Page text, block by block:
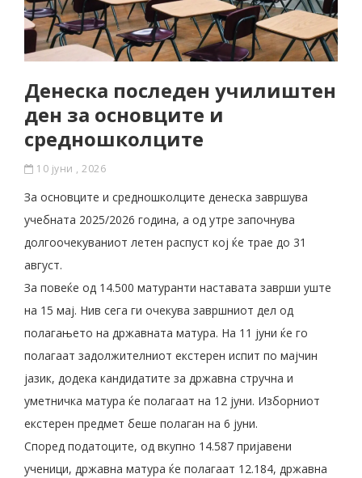
Денеска последен училиштен
ден за основците и
средношколците
10 јуни , 2026
За основците и средношколците денеска завршува
учебната 2025/2026 година, а од утре започнува
долгоочекуваниот летен распуст кој ќе трае до 31
август.
За повеќе од 14.500 матуранти наставата заврши уште
на 15 мај. Нив сега ги очекува завршниот дел од
полагањето на државната матура. На 11 јуни ќе го
полагаат задолжителниот екстерен испит по мајчин
јазик, додека кандидатите за државна стручна и
уметничка матура ќе полагаат на 12 јуни. Изборниот
екстерен предмет беше полаган на 6 јуни.
Според податоците, од вкупно 14.587 пријавени
ученици, државна матура ќе полагаат 12.184, државна